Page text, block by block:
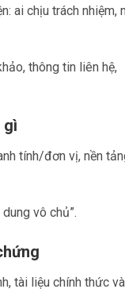
ai chịu trách nhiệm,
thông tin liên hệ,
gì
tính/đơn vị, nền
vô chủ”.
tài liệu chính thức và